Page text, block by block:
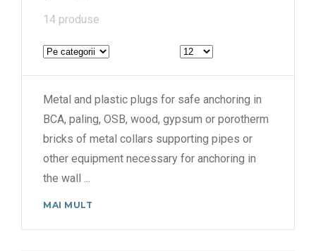
14 produse
Metal and plastic plugs for safe anchoring in
BCA, paling, OSB, wood, gypsum or porotherm
bricks of metal collars supporting pipes or
other equipment necessary for anchoring in
the wall ...
MAI MULT